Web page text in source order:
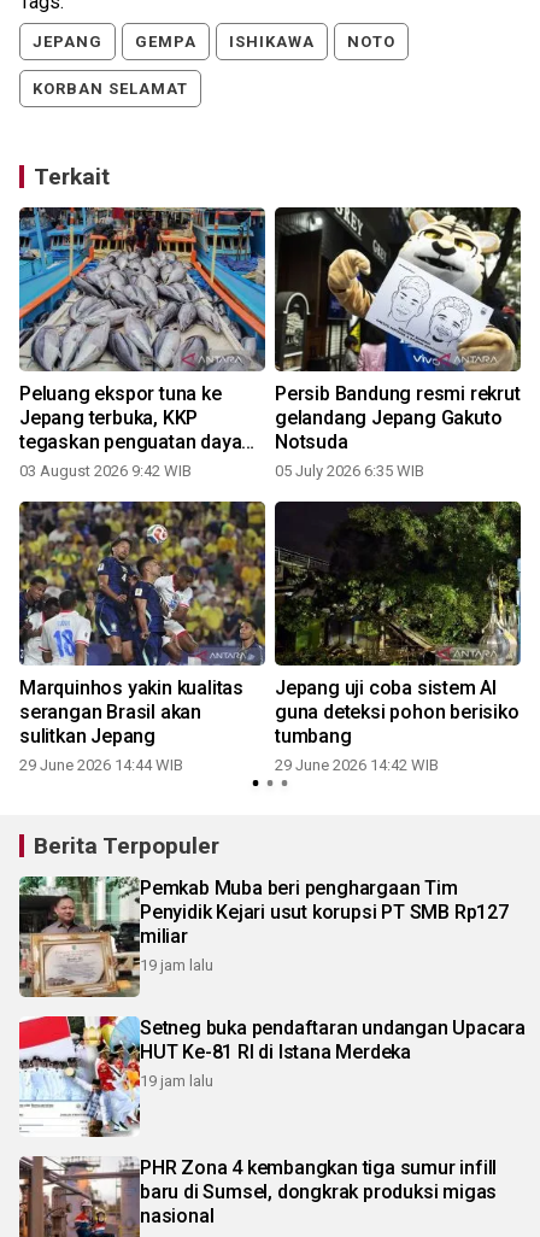
JEPANG GEMPA ISHIKAWA NOTO
KORBAN SELAMAT
Terkait
Peluang ekspor tuna ke
Jepang terbuka, KKP
tegaskan penguatan daya
saing dimulai dari hulu
03 August 2026 9:42 WIB
Persib Bandung resmi rekrut
gelandang Jepang Gakuto
Notsuda
05 July 2026 6:35 WIB
Marquinhos yakin kualitas
serangan Brasil akan
sulitkan Jepang
29 June 2026 14:44 WIB
Jepang uji coba sistem AI
guna deteksi pohon berisiko
tumbang
29 June 2026 14:42 WIB
Berita Terpopuler
Pemkab Muba beri penghargaan Tim
Penyidik Kejari usut korupsi PT SMB Rp127
miliar
19 jam lalu
Setneg buka pendaftaran undangan Upacara
HUT Ke-81 RI di Istana Merdeka
19 jam lalu
PHR Zona 4 kembangkan tiga sumur infill
baru di Sumsel, dongkrak produksi migas
nasional